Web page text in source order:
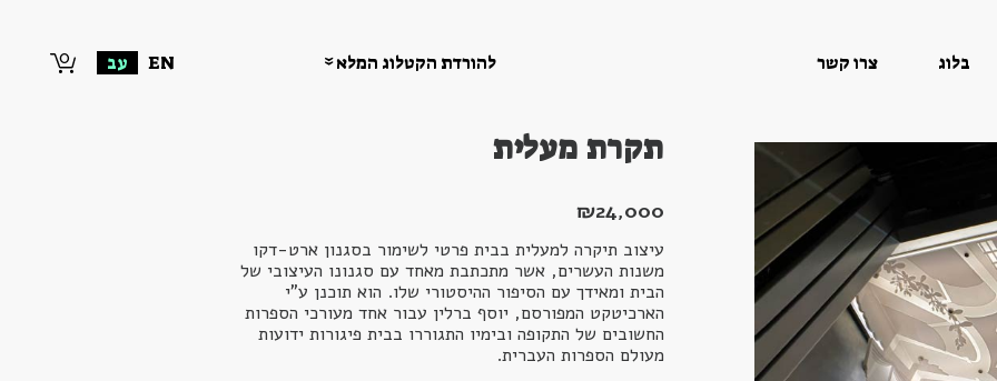
בלוג צרו קשר להורדת הקטלוג המלא EN עב 0
תקרת מעלית
₪24,000
עיצוב תיקרה למעלית בבית פרטי לשימור בסגנון ארט-דקו
משנות העשרים, אשר מתכתבת מאחד עם סגנונו העיצובי של
הבית ומאידך עם הסיפור ההיסטורי שלו. הוא תוכנן ע"י
הארכיטקט המפורסם, יוסף ברלין עבור אחד מעורכי הספרות
החשובים של התקופה ובימיו התגוררו בבית פיגורות ידועות
מעולם הספרות העברית.